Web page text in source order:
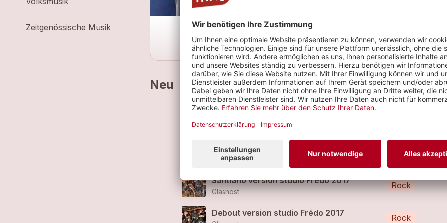
Zeitgenössische Musik
Neu
Glasnost
Debout par Glasnost new album 2018
Glasnost
Rock
Santiano version studio Frédo 2017
Glasnost
Rock
Debout version studio Frédo 2017
Rock